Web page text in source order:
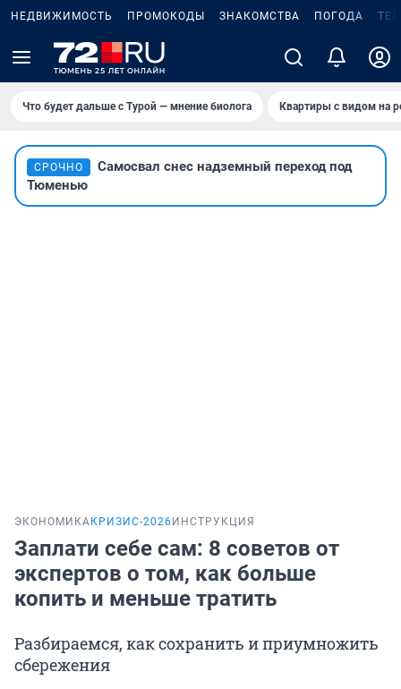
НЕДВИЖИМОСТЬ ПРОМОКОДЫ ЗНАКОМСТВА ПОГОДА
Что будет дальше с Турой — мнение биолога Квартиры с видом на
СРОЧНО
Самосвал снес надземный переход под
Тюменью
ЭКОНОМИКА КРИЗИС-2026 ИНСТРУКЦИЯ
Заплати себе сам: 8 советов от
экспертов о том, как больше
копить и меньше тратить
Разбираемся, как сохранить и приумножить
сбережения